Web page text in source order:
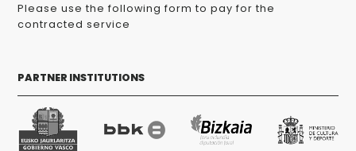
Please use the following form to pay for the
contracted service
PARTNER INSTITUTIONS